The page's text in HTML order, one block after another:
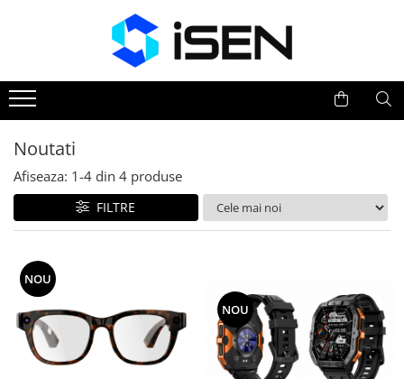
Trotinete electrice
Piese si accesorii
Noutati
Afiseaza: 1-4 din 4 produse
FILTRE
NOU
NOU